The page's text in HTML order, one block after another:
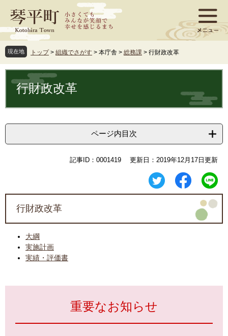
ジ
先
頭
で
ュ
を
飛
ば
へ
現在地 トップ > 組織でさがす > 本庁舎 > 総務課 > 行財政改革
文 行財政改革
ページ内目次
記事ID：0001419 更新日：2019年12月17日更新
行財政改革
大綱
実施計画
実績・評価書
重要なお知らせ